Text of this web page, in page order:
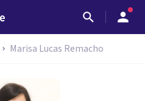
Marisa Lucas Remacho